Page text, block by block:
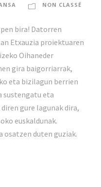
NON CLASSÉ
bira! Datorren
Etxauzia proiektuaren
Oihaneder
gira baigorriarrak,
eta bizilagun berrien
sustengatu eta
gure lagunak dira,
euskaldunak.
osatzen duten guziak.